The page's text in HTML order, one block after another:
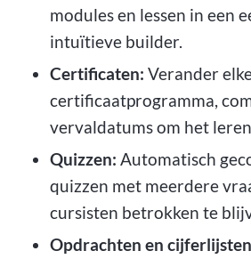
modules en lessen in een
intuïtieve builder.
Certificaten: Verander
certificaatprogramma,
vervaldatums om het
Quizzen: Automatisch
quizzen met meerdere
cursisten betrokken te
Opdrachten en